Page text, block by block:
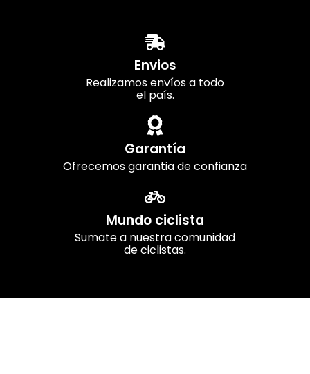
Envios
Realizamos envíos a todo
el país.
Garantía
Ofrecemos garantia de confianza
Mundo ciclista
Sumate a nuestra comunidad
de ciclistas.